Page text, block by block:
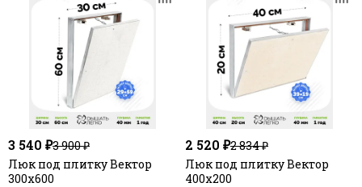
3 540 ₽3 900 ₽
Люк под плитку Вектор
300х600
2 520 ₽2 834 ₽
Люк под плитку Вектор
400х200